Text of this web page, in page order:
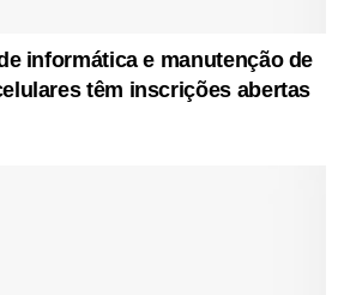
informática e manutenção de
têm inscrições abertas